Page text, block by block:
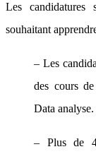
Les candidatures
souhaitant
– Les
des cours
Data analyse.
– Plus de